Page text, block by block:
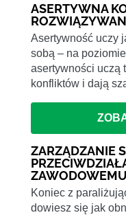
ASERTYWNA
Asertywność uczy
sobą – na
asertywności uczą
konfliktów i dają
ZARZĄDZANIE
ZAWODOWEMU
Koniec z
dowiesz się jak